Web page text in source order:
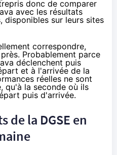
donc de comparer
avec les résultats
disponibles sur leurs sites
correspondre,
Probablement parce
déclenchent puis
et à l'arrivée de la
réelles ne sont
qu'à la seconde où ils
puis d'arrivée.
de la DGSE en